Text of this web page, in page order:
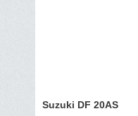
Suzuki DF 20AS